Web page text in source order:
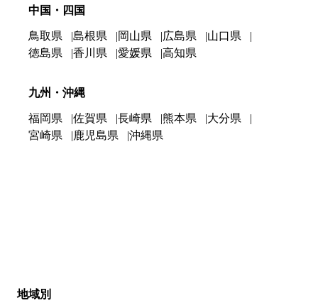
中国・四国
鳥取県 島根県 岡山県 広島県
山口県
徳島県
香川県 愛媛県 高知県
九州・沖縄
福岡県 佐賀県 長崎県 熊本県
大分県
宮崎県
鹿児島県 沖縄県
地域別